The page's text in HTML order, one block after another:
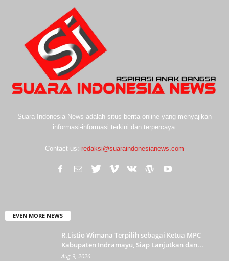
Suara Indonesia News adalah situs berita online yang menyajikan
informasi-informasi terkini dan terpercaya.
Contact us: redaksi@suaraindonesianews.com
EVEN MORE NEWS
R.Listio Wimana Terpilih sebagai Ketua MPC
Kabupaten Indramayu, Siap Lanjutkan dan...
Aug 9, 2026